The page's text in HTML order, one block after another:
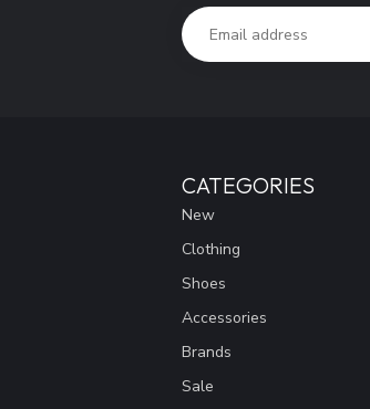
CATEGORIES
New
Clothing
Shoes
Accessories
Brands
Sale